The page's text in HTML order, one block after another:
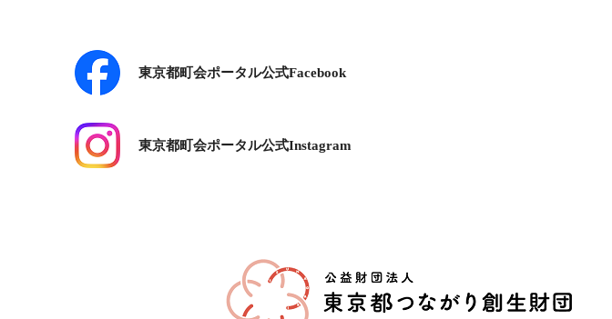
東京都町会ポータル公式Facebook
東京都町会ポータル公式Instagram